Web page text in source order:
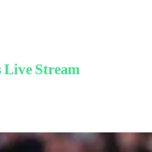
Live Stream